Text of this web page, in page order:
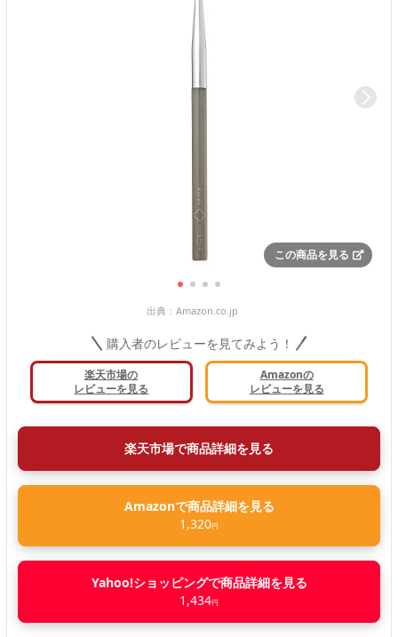
この商品を見る
出典： Amazon.co.jp
購入者のレビューを見てみよう！
楽天市場の
レビューを見る
Amazonの
レビューを見る
楽天市場で商品詳細を見る
Amazonで商品詳細を見る
1,320円
Yahoo!ショッピングで商品詳細を見る
1,434円